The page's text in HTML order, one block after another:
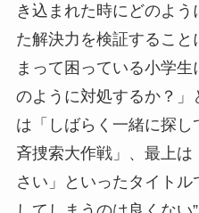
き込まれた時にどのよ
た解決力を検証すること
まって困っている小学
のように対処するか？」
は「しばらく一緒に探し
斉捜索大作戦」、最上
さい」といったタイトル